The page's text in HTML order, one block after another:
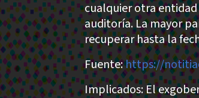
cualquier otra
auditoría. La mayor
recuperar hasta la
Fuente:https://
Implicados: El